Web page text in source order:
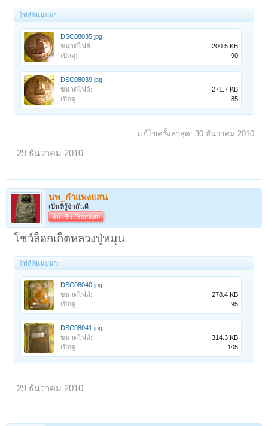
ไฟล์ที่แนบมา:
DSC08035.jpg
ขนาดไฟล์:
200.5 KB
เปิดดู:
90
DSC08039.jpg
ขนาดไฟล์:
271.7 KB
เปิดดู:
85
แก้ไขครั้งล่าสุด: 30 ธันวาคม 2010
29 ธันวาคม 2010
นพ_กำแพงแสน
เป็นที่รู้จักกันดี
สมาชิก Premium
โชว์ล็อกเก็ตหลวงปู่หมุน
ไฟล์ที่แนบมา:
DSC08040.jpg
ขนาดไฟล์:
278.4 KB
เปิดดู:
95
DSC08041.jpg
ขนาดไฟล์:
314.3 KB
เปิดดู:
105
29 ธันวาคม 2010